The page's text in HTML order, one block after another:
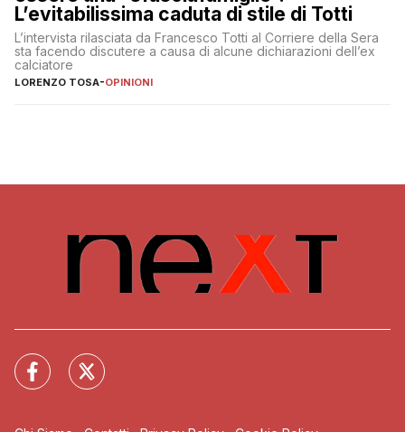
L’evitabilissima caduta di stile di Totti
L’intervista rilasciata da Francesco Totti al Corriere della Sera
sta facendo discutere a causa di alcune dichiarazioni dell’ex
calciatore
LORENZO TOSA-OPINIONI